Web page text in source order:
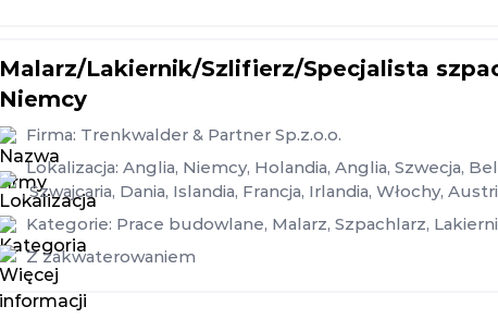
Malarz/Lakiernik/Szlifierz/Specjalista
Niemcy
Firma: Trenkwalder & Partner Sp.z.o.o.
Lokalizacja: Anglia, Niemcy, Holandia, Anglia, Szwecja,
, Szwajcaria, Dania, Islandia, Francja, Irlandia, Włochy,
Kategorie: Prace budowlane, Malarz, Szpachlarz,
Z zakwaterowaniem